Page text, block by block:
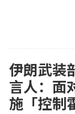
伊朗武装
言人：面
施「控制